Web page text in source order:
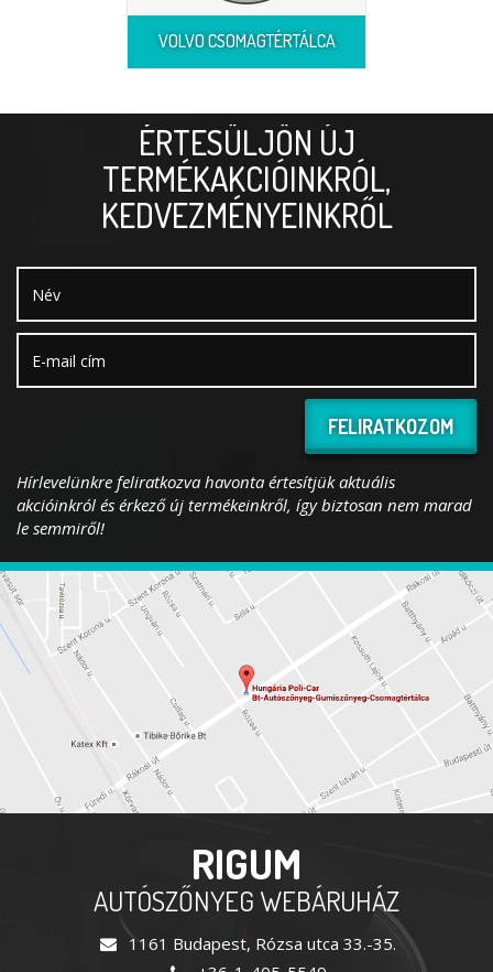
VOLVO CSOMAGTÉRTÁLCA
ÉRTESÜLJÖN ÚJ
TERMÉKAKCIÓINKRÓL,
KEDVEZMÉNYEINKRŐL
FELIRATKOZOM
Hírlevelünkre feliratkozva havonta értesítjük aktuális
akcióinkról és érkező új termékeinkről, így biztosan nem marad
le semmiről!
RIGUM
AUTÓSZŐNYEG WEBÁRUHÁZ
1161 Budapest, Rózsa utca 33.-35.